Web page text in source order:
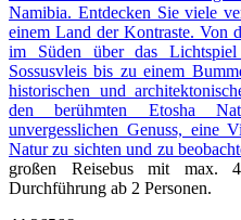
Namibia. Entdecken Sie viele
einem Land der Kontraste. Von
im Süden über das
Sossusvleis bis zu einem
historischen und
den berühmten Etosha
unvergesslichen Genuss, eine
Natur zu sichten und zu
großen Reisebus mit max.
Durchführung ab 2 Personen.